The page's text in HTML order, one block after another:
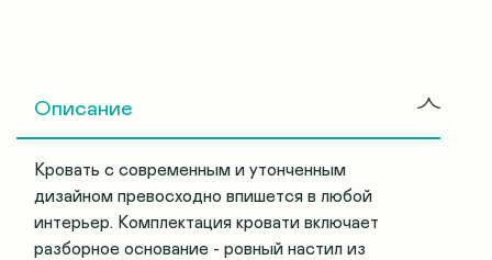
Описание
Кровать с современным и утонченным
дизайном превосходно впишется в любой
интерьер. Комплектация кровати включает
разборное основание - ровный настил из